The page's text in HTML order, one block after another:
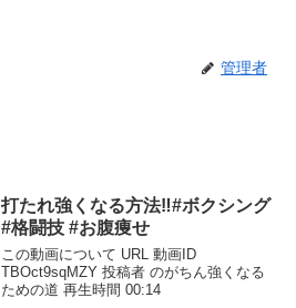
管理者
打たれ強くなる方法‼︎#ボクシング
#格闘技 #お腹痩せ
この動画について URL 動画ID
TBOct9sqMZY 投稿者 のがちん強くなる
ための道 再生時間 00:14